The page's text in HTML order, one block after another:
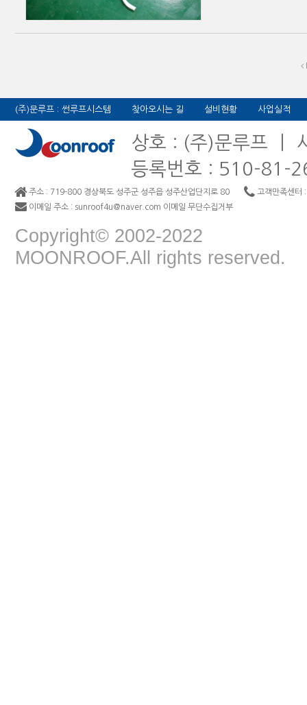
(주)문루프 : 썬루프시스템 찾아오시는 길 설비현황 사업실적
상호 : (주)문루프 ㅣ
등록번호 : 510-81-
주소 : 719-800 경상북도 성주군 성주읍 성주산업단지로 80
고객만족센
이메일 주소 : sunroof4u@naver.com 이메일 무단수집거부
Copyright© 2002-2022
MOONROOF.All rights reserved.